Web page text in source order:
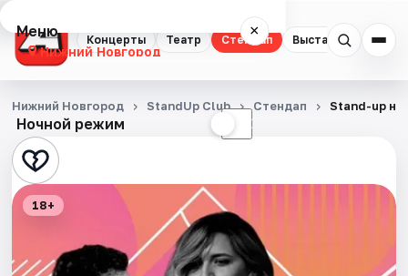
Концерты Театр Стендап Выставки
Меню ×
Нижний Новгород
Концерты
Театр
Стендап
Квесты
Ночной режим ☾
Нижний Новгород StandUp Club Стендап Stand-up
18+